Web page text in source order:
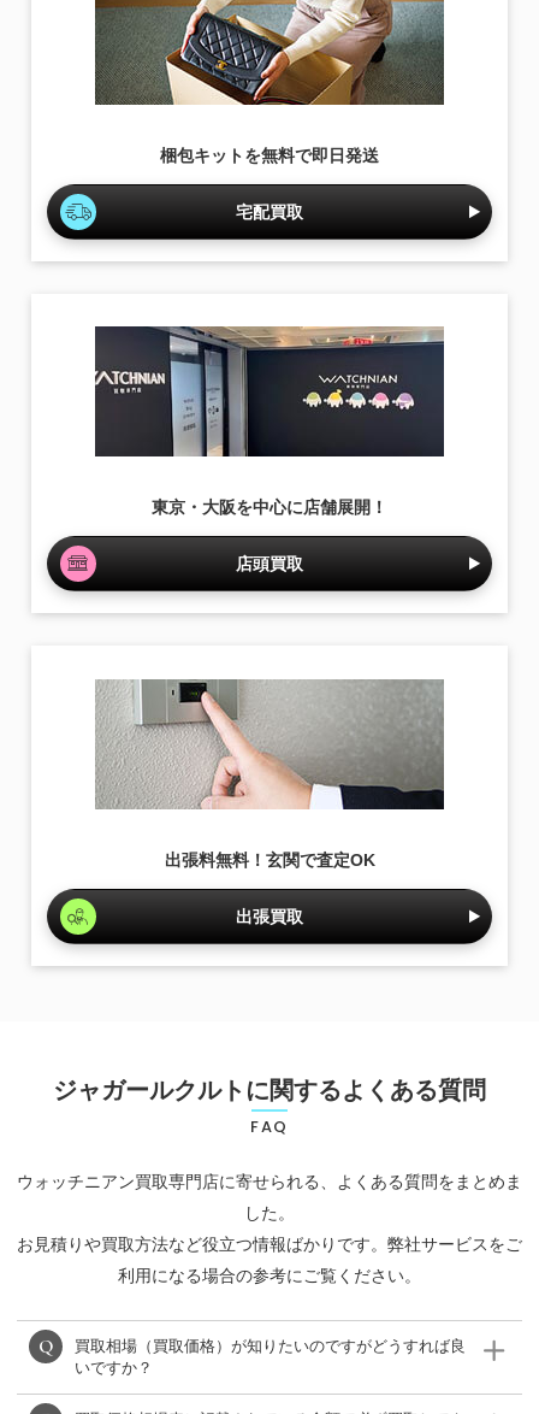
梱包キットを無料で即日発送
宅配買取
東京・大阪を中心に店舗展開！
店頭買取
出張料無料！玄関で査定OK
出張買取
ジャガールクルトに関するよくある質問
FAQ
ウォッチニアン買取専門店に寄せられる、よくある質問をまとめま
した。
お見積りや買取方法など役立つ情報ばかりです。弊社サービスをご
利用になる場合の参考にご覧ください。
買取相場（買取価格）が知りたいのですがどうすれば良
いですか？